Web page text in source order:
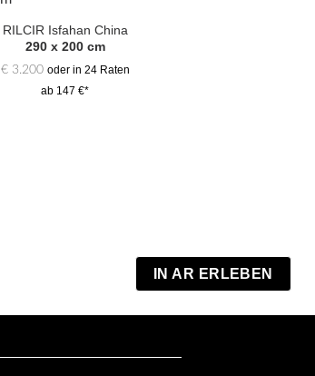
IN AR ERLEBEN
Auswahl
RILCIR Isfahan China
290 x 200 cm
€3.200 oder in 24 Raten
ab 147 €*